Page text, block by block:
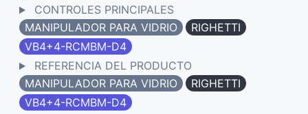
CONTROLES PRINCIPALES
MANIPULADOR PARA VIDRIO
RIGHETTI
VB4+4-RCMBM-D4
REFERENCIA DEL PRODUCTO
MANIPULADOR PARA VIDRIO
RIGHETTI
VB4+4-RCMBM-D4